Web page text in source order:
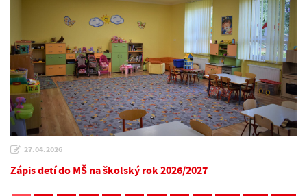
27.04.2026
Zápis detí do MŠ na školský rok 2026/2027